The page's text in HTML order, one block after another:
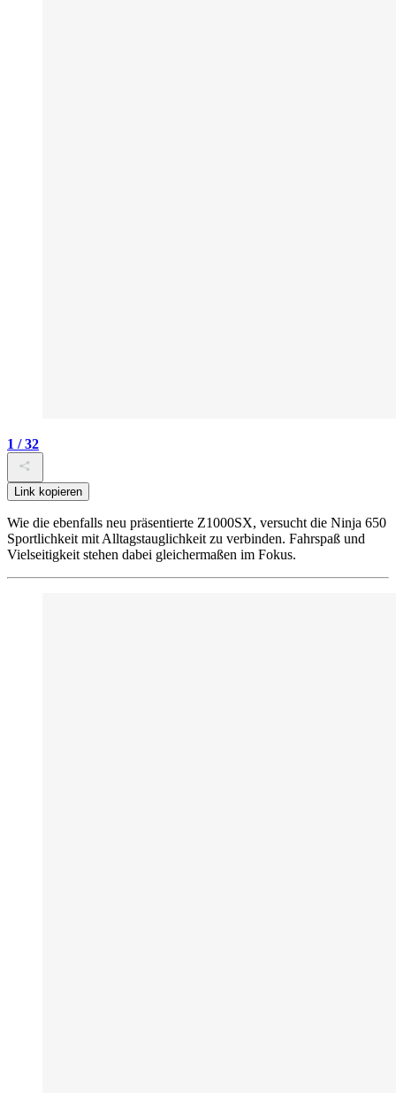
1 / 32
Link kopieren
Wie die ebenfalls neu präsentierte Z1000SX, versucht die Ninja 650
Sportlichkeit mit Alltagstauglichkeit zu verbinden. Fahrspaß und
Vielseitigkeit stehen dabei gleichermaßen im Fokus.